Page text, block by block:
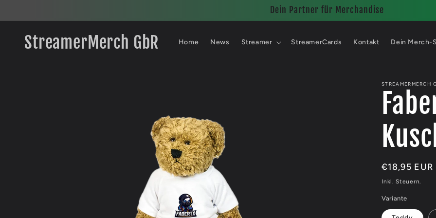
Inhalt
Dein Partner für Merchandise
StreamerMerch GbR Home News Streamer StreamerCards Kontakt Dein Merch-
STREAMERMERCH
Normaler
Preis
€18,95 EUR
Inkl. Steuern.
Variante